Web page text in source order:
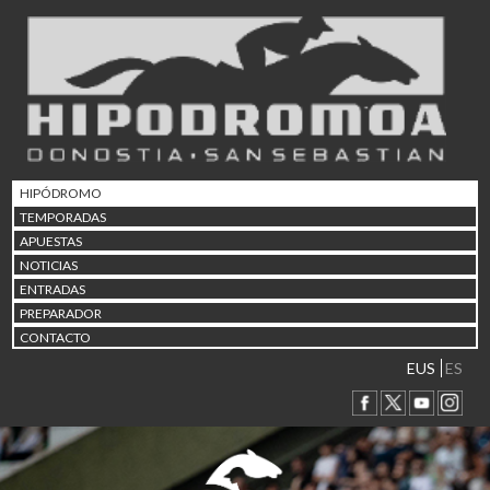
HIPÓDROMO
TEMPORADAS
APUESTAS
NOTICIAS
ENTRADAS
PREPARADOR
CONTACTO
EUS ES
02/08 17:30 Abuztuaren 2a / 2 de
Abuztuaren 9a / 9 de
12/08 12:08 Abuztaren 12a / 12 de
15/08 17:05 Abuztuaren 15a / 15 de
23/08 17:30 Abuztuaren 23a / 23 de
30/08 17:30 Abuztuaren 30a / 30 de
02/09 11:15
06/09 17:30 Irailaren 6a / 6 de
Irailaren 13a / 13 de
30/09 11:30 Irailaren 30a / 30 de